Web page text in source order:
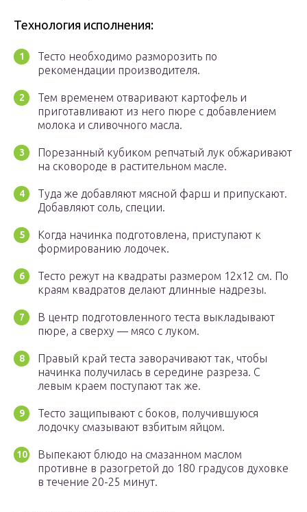
Технология исполнения:
Тесто необходимо разморозить по
рекомендации производителя.
Тем временем отваривают картофель и
приготавливают из него пюре с добавлением
молока и сливочного масла.
Порезанный кубиком репчатый лук обжаривают
на сковороде в растительном масле.
Туда же добавляют мясной фарш и припускают.
Добавляют соль, специи.
Когда начинка подготовлена, приступают к
формированию лодочек.
Тесто режут на квадраты размером 12х12 см. По
краям квадратов делают длинные надрезы.
В центр подготовленного теста выкладывают
пюре, а сверху — мясо с луком.
Правый край теста заворачивают так, чтобы
начинка получилась в середине разреза. С
левым краем поступают так же.
Тесто защипывают с боков, получившуюся
лодочку смазывают взбитым яйцом.
Выпекают блюдо на смазанном маслом
противне в разогретой до 180 градусов духовке
в течение 20-25 минут.